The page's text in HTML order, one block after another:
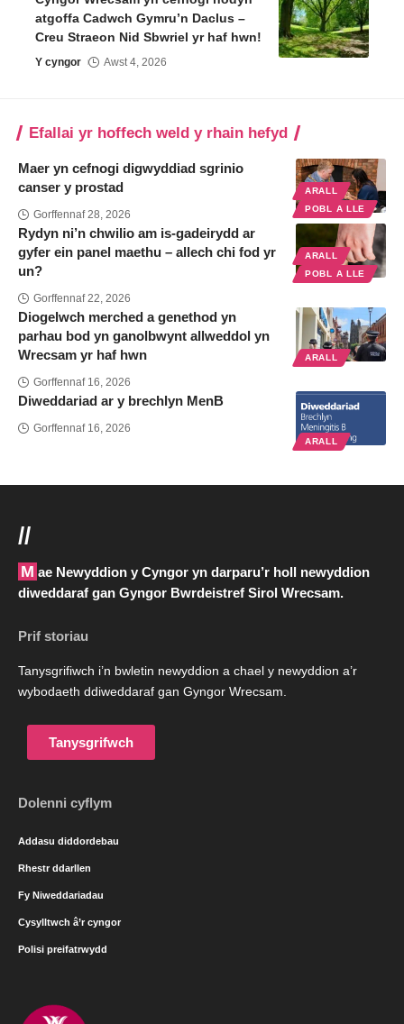
atgoffa Cadwch Gymru’n Daclus –
Creu Straeon Nid Sbwriel yr haf hwn!
Y cyngor Awst 4, 2026
Efallai yr hoffech weld y rhain hefyd
ARALL
POBL A LLE
Maer yn cefnogi digwyddiad sgrinio
canser y prostad
Gorffennaf 28, 2026
ARALL
POBL A LLE
Rydyn ni’n chwilio am is-gadeirydd ar
gyfer ein panel maethu – allech chi fod yr
un?
Gorffennaf 22, 2026
ARALL
Diogelwch merched a genethod yn
parhau bod yn ganolbwynt allweddol yn
Wrecsam yr haf hwn
Gorffennaf 16, 2026
ARALL
Diweddariad ar y brechlyn MenB
Gorffennaf 16, 2026
//
Mae Newyddion y Cyngor yn darparu’r holl newyddion
diweddaraf gan Gyngor Bwrdeistref Sirol Wrecsam.
Prif storiau
Tanysgrifiwch i’n bwletin newyddion a chael y newyddion a’r
wybodaeth ddiweddaraf gan Gyngor Wrecsam.
Tanysgrifwch
Dolenni cyflym
Addasu diddordebau
Rhestr ddarllen
Fy Niweddariadau
Cysylltwch â’r cyngor
Polisi preifatrwydd